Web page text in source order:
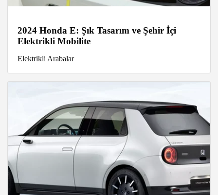
2024 Honda E: Şık Tasarım ve Şehir İçi
Elektrikli Mobilite
Elektrikli Arabalar